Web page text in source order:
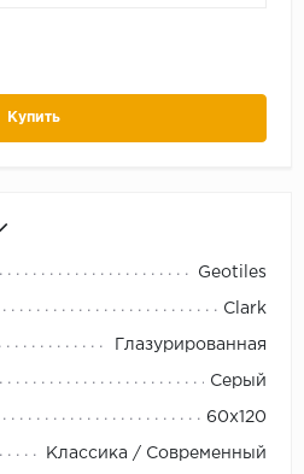
Купить
Geotiles
Clark
Глазурированная
Серый
60x120
Классика / Современный